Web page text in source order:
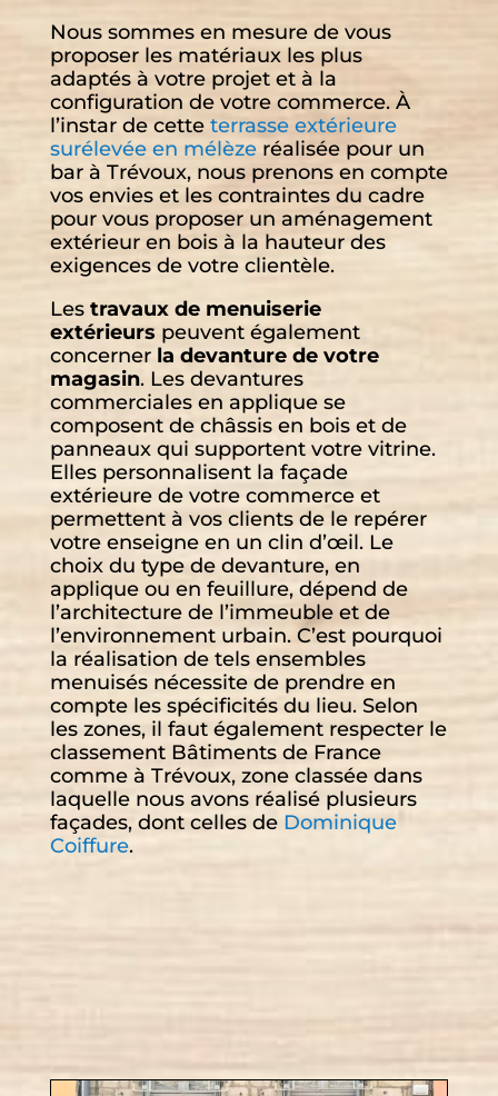
Nous sommes en mesure de vous
proposer les matériaux les plus
adaptés à votre projet et à la
configuration de votre commerce. À
l’instar de cette terrasse extérieure
surélevée en mélèzeréalisée pour un
bar à Trévoux, nous prenons en compte
vos envies et les contraintes du cadre
pour vous proposer un aménagement
extérieur en bois à la hauteur des
exigences de votre clientèle.
Les travaux de menuiserie
extérieurs peuvent également
concerner la devanture de votre
magasin. Les devantures
commerciales en applique se
composent de châssis en bois et de
panneaux qui supportent votre vitrine.
Elles personnalisent la façade
extérieure de votre commerce et
permettent à vos clients de le repérer
votre enseigne en un clin d’œil. Le
choix du type de devanture, en
applique ou en feuillure, dépend de
l’architecture de l’immeuble et de
l’environnement urbain. C’est pourquoi
la réalisation de tels ensembles
menuisés nécessite de prendre en
compte les spécificités du lieu. Selon
les zones, il faut également respecter le
classement Bâtiments de France
comme à Trévoux, zone classée dans
laquelle nous avons réalisé plusieurs
façades, dont celles de Dominique
Coiffure.